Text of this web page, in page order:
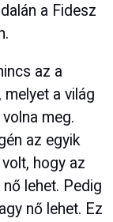
a Fidesz
az a
a világ
meg.
az egyik
hogy az
lehet. Pedig
nő lehet. Ez